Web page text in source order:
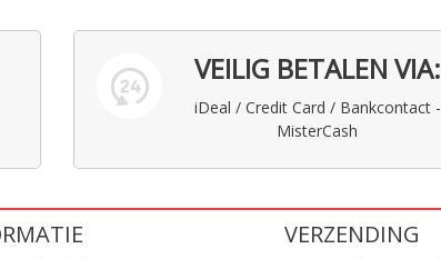
VEILIG BETALEN VIA:
iDeal / Credit Card / Bankcontact -
MisterCash
VERZENDING